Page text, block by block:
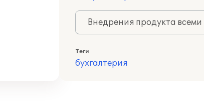
Внедрения продукта
Теги
бухгалтерия